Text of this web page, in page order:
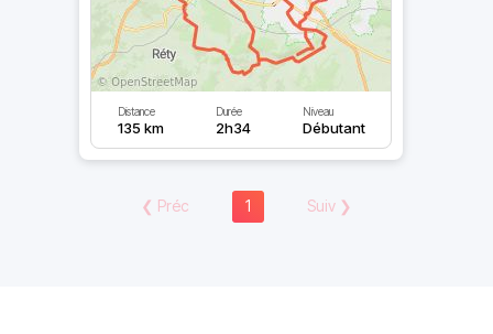
Distance
135 km
Durée
2h34
Niveau
Débutant
❮ Préc 1 Suiv ❯